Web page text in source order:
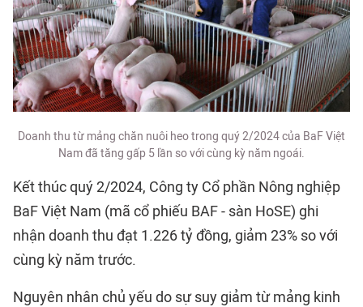
Doanh thu từ mảng chăn nuôi heo trong quý 2/2024 của BaF Việt
Nam đã tăng gấp 5 lần so với cùng kỳ năm ngoái.
Kết thúc quý 2/2024, Công ty Cổ phần Nông nghiệp
BaF Việt Nam (mã cổ phiếu BAF - sàn HoSE) ghi
nhận doanh thu đạt 1.226 tỷ đồng, giảm 23% so với
cùng kỳ năm trước.
Nguyên nhân chủ yếu do sự suy giảm từ mảng kinh